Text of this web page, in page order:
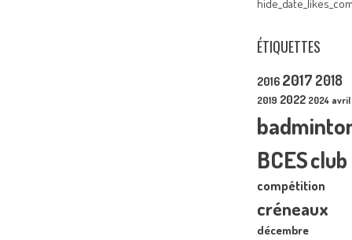
ÉTIQUETTES
2016 2017 2018
2019 2022 2024 avril
BCESclub
compétition
créneaux
décembre